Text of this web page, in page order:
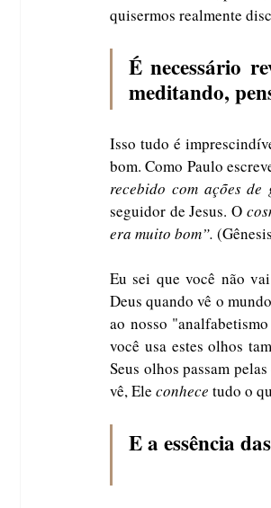
quisermos realmente
É necessário
meditando,
Isso tudo é
bom. Como Paulo
recebido com ações de
seguidor de Jesus. O
era muito bom”.
Eu sei que você não
Deus quando vê o
ao nosso
você usa estes olhos
Seus olhos passam
vê, Ele conhece tudo o
E a essência